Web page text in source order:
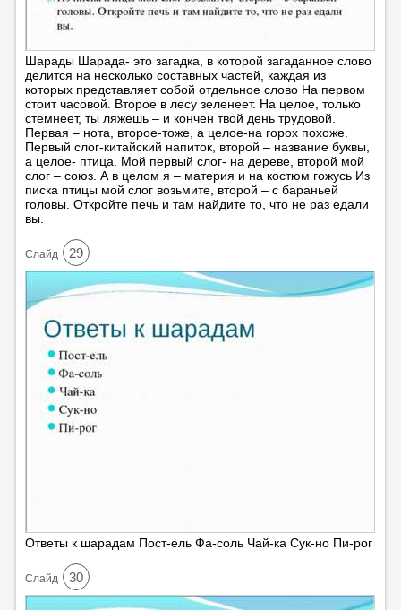
Шарады Шарада- это загадка, в которой загаданное слово
делится на несколько составных частей, каждая из
которых представляет собой отдельное слово На первом
стоит часовой. Второе в лесу зеленеет. На целое, только
стемнеет, ты ляжешь – и кончен твой день трудовой.
Первая – нота, второе-тоже, а целое-на горох похоже.
Первый слог-китайский напиток, второй – название буквы,
а целое- птица. Мой первый слог- на дереве, второй мой
слог – союз. А в целом я – материя и на костюм гожусь Из
писка птицы мой слог возьмите, второй – с бараньей
головы. Откройте печь и там найдите то, что не раз едали
вы.
Cлайд 29
Ответы к шарадам Пост-ель Фа-соль Чай-ка Сук-но Пи-рог
Cлайд 30